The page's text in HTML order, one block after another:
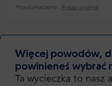
Przetłumaczono · Pokaż oryginał
Sprawdź więcej lub
Dodaj swoją
Więcej powodów,
powinieneś wybrać
Ta wycieczka to nasz